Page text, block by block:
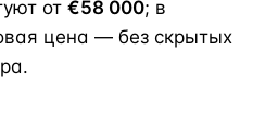
от €58 000; в
цена — без скрытых